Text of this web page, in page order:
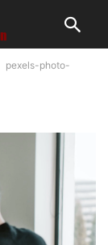
pexels-photo-